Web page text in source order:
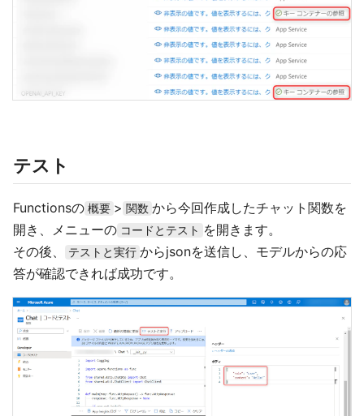
テスト
Functionsの 概要 > 関数 から今回作成したチャット関数を
開き、メニューの コードとテスト を開きます。
その後、
テストと実行 からjsonを送信し、モデルからの応
答が確認できれば成功です。